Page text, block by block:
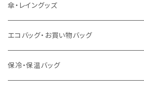
冷感グッズ
今治タオル
泉州おくばりタオル
冷感タオル
キーホルダー
スタンド
バッジ
傘・レイングッズ
傘
ポンチョ
エコバッグ・お買い物バッグ
ポリエステル
保冷・保温バッグ